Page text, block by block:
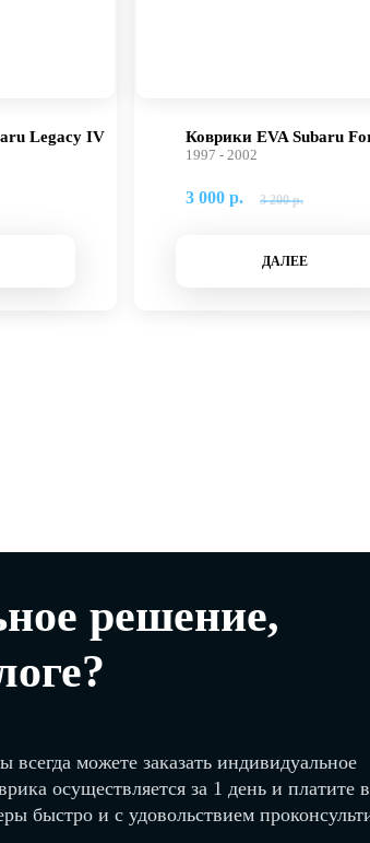
Legacy IV Коврики EVA Subaru
1997 - 2002
3 000 р. 3 200 р.
ДАЛЕЕ
решение,
можете заказать индивидуальное
осуществляется за 1 день и платите
быстро и с удовольствием